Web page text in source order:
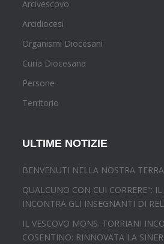
Arcivescovo
Arcidiocesi
Organismi Diocesani
Curia Diocesana
Persone
Territorio
ULTIME NOTIZIE
BENVENUTI NELLA NOSTRA TERRA
QUALCUNO CON CUI CORRERE":
INCONTRA GLI INSEGNANTI DI
IL VESCOVO MONS. TORRIANI
COSENTINO: RINNOVATA LA